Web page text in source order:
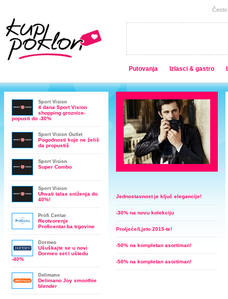
Često
Putovanja Izlasci & gastro
Sport Vision
4 dana Sport Vision
shopping groznice-
popusti do -30%
Sport Vision Outlet
Pogodnosti koje ne želiš
da propustiš
Sport Vision
Super Combo
Sport Vision
Uhvati talas sniženja do
40%!
Profi Centar
Reotvorenje
Proficentar.ba trgovine
Dormeo
Ušuškajte se u novi
Dormeo set i uštedu
-40%
Delimano
Delimano Joy smoothie
blender
Jednostavnost je ključ elegancije!
-30% na novu kolekciju
Proljeće/Ljeto 2015-te!
-50% na kompletan asortiman!
-50% na kompletan asortiman!